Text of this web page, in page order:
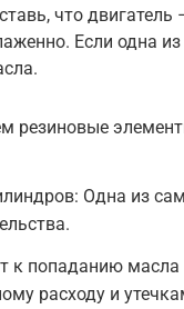
что двигатель
Если одна из
резиновые
Одна из
к попаданию масла
расходу и